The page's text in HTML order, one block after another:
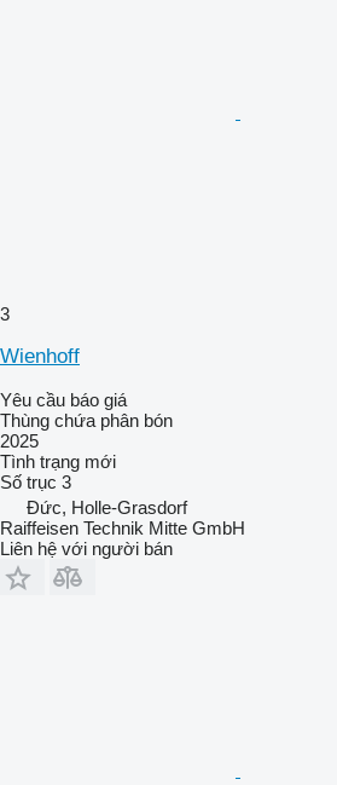
3
Wienhoff
Yêu cầu báo giá
Thùng chứa phân bón
2025
Tình trạng mới
Số trục 3
Đức, Holle-Grasdorf
Raiffeisen Technik Mitte GmbH
Liên hệ với người bán